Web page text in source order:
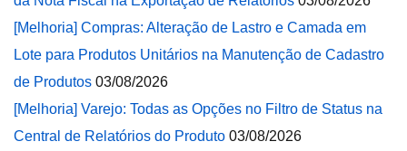
[Melhoria] Compras: Alteração de Lastro e Camada em
Lote para Produtos Unitários na Manutenção de Cadastro
de Produtos 03/08/2026
[Melhoria] Varejo: Todas as Opções no Filtro de Status na
Central de Relatórios do Produto 03/08/2026